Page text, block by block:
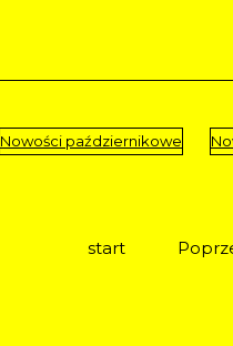
Nowości październikowe
start